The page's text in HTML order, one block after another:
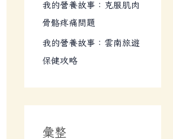
我的營養故事：克服肌肉
骨骼疼痛問題
我的營養故事：雲南旅遊
保健攻略
彙整